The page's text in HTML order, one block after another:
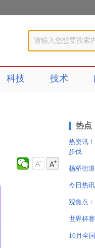
科技 技术
热点
热资讯
步伐
杨桥街
今日热
观焦点
世界杯
10月全